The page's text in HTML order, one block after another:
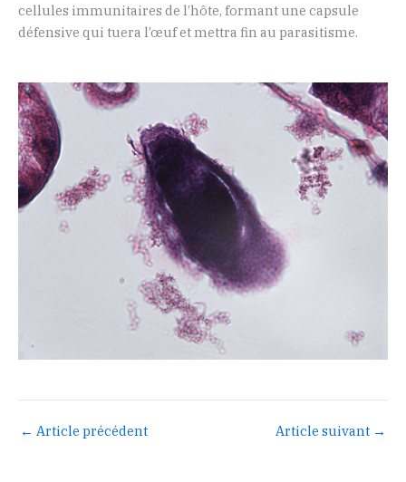
cellules immunitaires de l’hôte, formant une capsule
défensive qui tuera l’œuf et mettra fin au parasitisme.
← Article précédent Article suivant →